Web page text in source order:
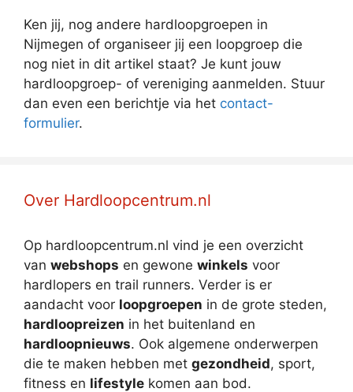
Ken jij, nog andere hardloopgroepen in
Nijmegen of organiseer jij een loopgroep die
nog niet in dit artikel staat? Je kunt jouw
hardloopgroep- of vereniging aanmelden. Stuur
dan even een berichtje via het contact-
formulier.
Over Hardloopcentrum.nl
Op hardloopcentrum.nl vind je een overzicht
van webshops en gewone winkels voor
hardlopers en trail runners. Verder is er
aandacht voor loopgroepen in de grote steden,
hardloopreizen in het buitenland en
hardloopnieuws. Ook algemene onderwerpen
die te maken hebben met gezondheid, sport,
fitness en lifestyle komen aan bod.